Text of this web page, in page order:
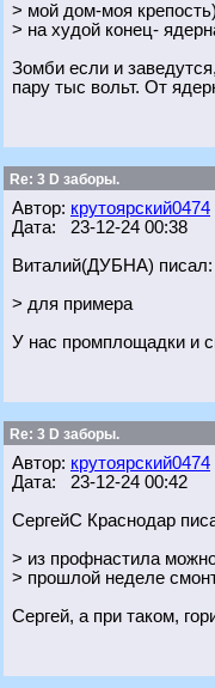
> мой дом-моя
> на худой конец-
Зомби если и
пару тыс вольт. От
Re: 3 D заборы.
Автор: крутоярский0474
Дата: 23-12-24 00:38
Виталий(ДУБНА) писал:
> для примера
У нас промплощадки и
Re: 3 D заборы.
Автор: крутоярский0474
Дата: 23-12-24 00:42
СергейС Краснодар
> из профнастила
> прошлой неделе
Сергей, а при таком,